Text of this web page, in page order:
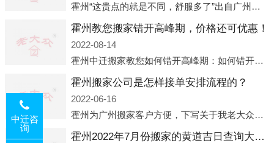
霍州“这贵点的就是不同，舒服多了”出自广州运营邓经理的口中。2023年开年刚出来，三个司机（加盟蓝犀牛的个人队伍）便请广州经理去佛山娱乐场所大消费了一次，据知悉一晚消费达一万多，由三人平摊费用，燃鹅这样的
霍州教您搬家错开高峰期，价格还可优惠！
2022-08-14
霍州中迁搬家教您如何错开高峰期：如何错开高峰期搬家，中迁搬家做了一些电话数据统计和分析，发现市民中午2点左右访问网站的人是最多的，电话咨询是早上9点左右是最多的，预约搬家周六和周日是最多的，网上QQ微
霍州搬家公司是怎样接单安排流程的？
2022-06-16
霍州为广州搬家客户方便，下写关于我老大众搬家公司接单的流程，九条给搬家朋友参考，了解搬家公司工序，免去搬家时的没有准备好的工作，给您及时快速的搬好家。一．电话咨询：专人接待客户电话咨询，初步了解客户搬 家
霍州2022年7月份搬家的黄道吉日查询大全一览表哪天适合搬家好日子
中迁咨
询